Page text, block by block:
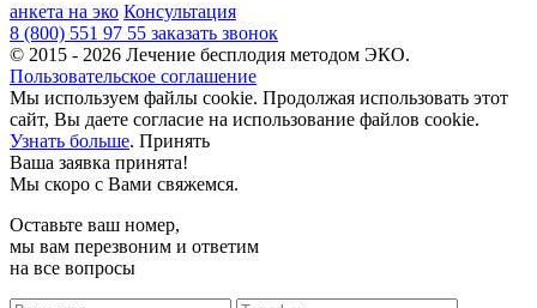
анкета на эко Консультация
8 (800) 551 97 55 заказать звонок
© 2015 - 2026 Лечение бесплодия методом ЭКО.
Пользовательское соглашение
Мы используем файлы cookie. Продолжая использовать этот
сайт, Вы даете согласие на использование файлов cookie.
Узнать больше. Принять
Ваша заявка принята!
Мы скоро с Вами свяжемся.
Оставьте ваш номер,
мы вам перезвоним и ответим
на все вопросы